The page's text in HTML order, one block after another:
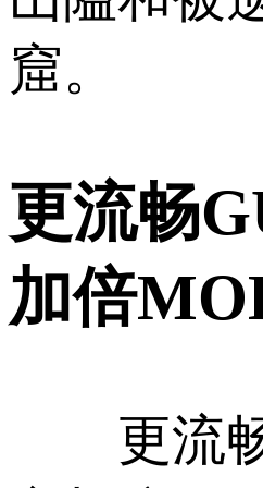
窟。
更流畅
加倍
更流畅